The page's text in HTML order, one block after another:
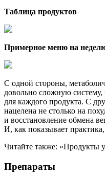
Таблица продуктов
Примерное меню на
С одной стороны,
довольно сложную
для каждого продукта. С
нацелена не столько на
и восстановление обмена
И, как показывает
Читайте также: «Продукты
Препараты